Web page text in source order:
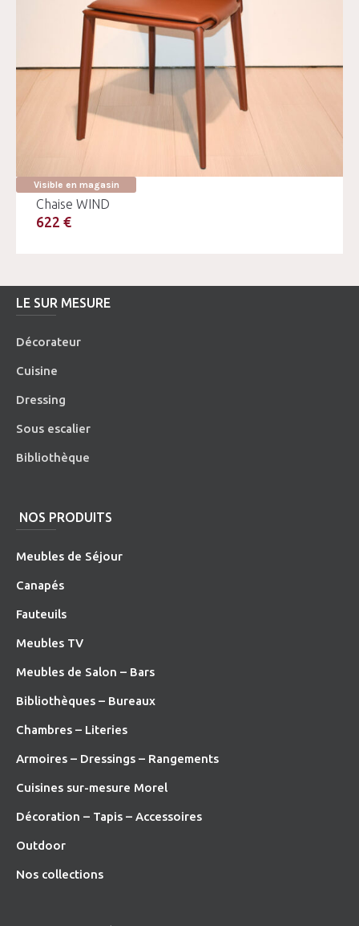
Visible en magasin
Chaise WIND
622 €
LE SUR MESURE
Décorateur
Cuisine
Dressing
Sous escalier
Bibliothèque
NOS PRODUITS
Meubles de Séjour
Canapés
Fauteuils
Meubles TV
Meubles de Salon – Bars
Bibliothèques – Bureaux
Chambres – Literies
Armoires – Dressings – Rangements
Cuisines sur-mesure Morel
Décoration – Tapis – Accessoires
Outdoor
Nos collections